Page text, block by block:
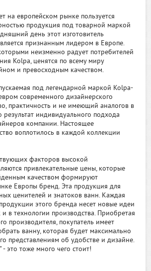
на европейском рынке пользуется
продукция под товарной маркой
день этот изготовитель
признанным лидером в Европе.
неизменно радует потребителей
Kolpa, ценятся по всему миру
и превосходным качеством.
под легендарной маркой Kolpa-
современного дизайнерского
практичность и не имеющий аналогов в
индивидуального подхода
компании. Настоящее
воплотилось в каждой коллекции
факторов высокой
привлекательные цены, которые
качеством формируют
Европы бренд. Эта продукция для
ценителей и знатоков ванн. Каждая
этого бренда несет новые идеи
и в технологии производства. Приобретая
производителя, покупатель имеет
ванну, которая будет максимально
представлениям об удобстве и дизайне.
это тоже много чего стоит!